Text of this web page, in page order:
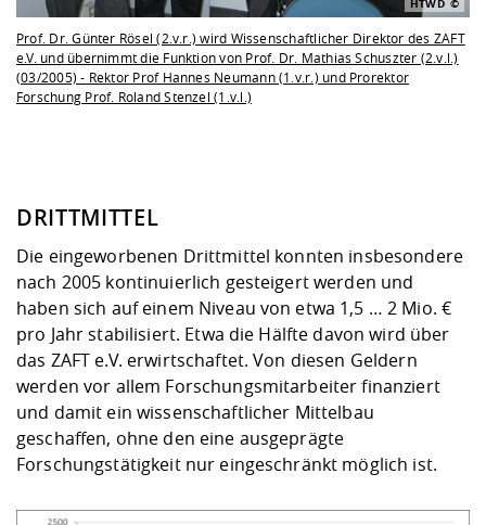
HTWD
Prof. Dr. Günter Rösel (2.v.r.) wird Wissenschaftlicher Direktor des ZAFT
e.V. und übernimmt die Funktion von Prof. Dr. Mathias Schuszter (2.v.l.)
(03/2005) - Rektor Prof Hannes Neumann (1.v.r.) und Prorektor
Forschung Prof. Roland Stenzel (1.v.l.)
DRITTMITTEL
Die eingeworbenen Drittmittel konnten insbesondere
nach 2005 kontinuierlich gesteigert werden und
haben sich auf einem Niveau von etwa 1,5 … 2 Mio. €
pro Jahr stabilisiert. Etwa die Hälfte davon wird über
das ZAFT e.V. erwirtschaftet. Von diesen Geldern
werden vor allem Forschungsmitarbeiter finanziert
und damit ein wissenschaftlicher Mittelbau
geschaffen, ohne den eine ausgeprägte
Forschungstätigkeit nur eingeschränkt möglich ist.